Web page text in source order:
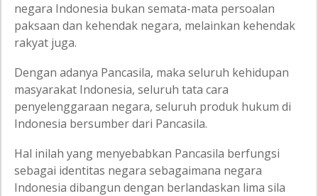
negara Indonesia bukan semata-mata persoalan
paksaan dan kehendak negara, melainkan kehendak
rakyat juga.
Dengan adanya Pancasila, maka seluruh kehidupan
masyarakat Indonesia, seluruh tata cara
penyelenggaraan negara, seluruh produk hukum di
Indonesia bersumber dari Pancasila.
Hal inilah yang menyebabkan Pancasila berfungsi
sebagai identitas negara sebagaimana negara
Indonesia dibangun dengan berlandaskan lima sila